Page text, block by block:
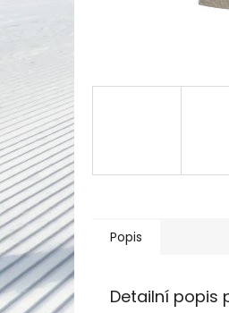
Popis
Detailní popis